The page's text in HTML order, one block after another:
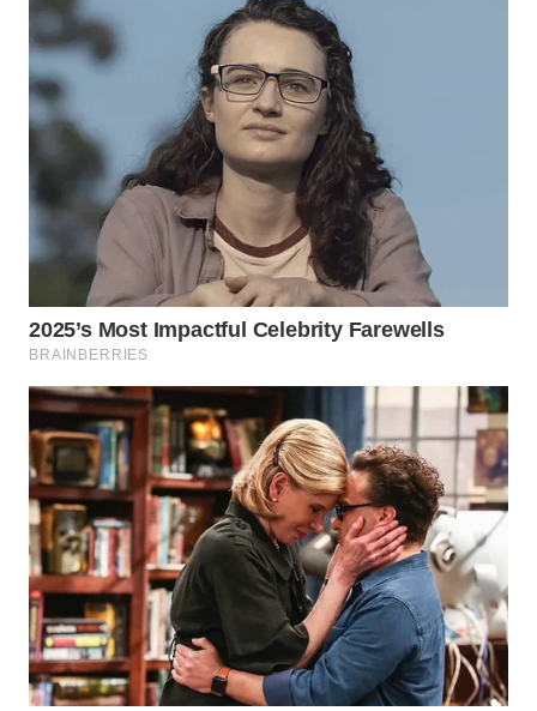
KARAWANG
WN
BEKASI
BOGOR
DEPOK
WN
TAPANULI
UTARA
WN
SAMOSIR
WN
PADANG
LAWAS
WN
SUMEDANG